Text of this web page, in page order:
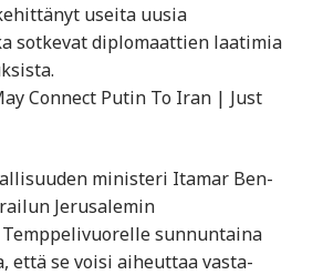
useita uusia
sotkevat diplomaattien laatimia
Connect Putin To Iran | Just
ministeri Itamar Ben-
Jerusalemin
sunnuntaina
että se voisi aiheuttaa vasta-